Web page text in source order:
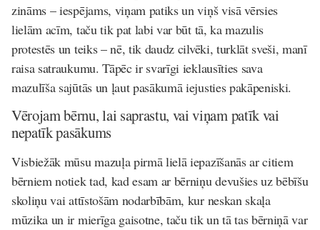
zināms – iespējams, viņam patiks un viņš visā vērsies
lielām acīm, taču tik pat labi var būt tā, ka mazulis
protestēs un teiks – nē, tik daudz cilvēki, turklāt sveši, manī
raisa satraukumu. Tāpēc ir svarīgi ieklausīties sava
mazulīša sajūtās un ļaut pasākumā iejusties pakāpeniski.
Vērojam bērnu, lai saprastu, vai viņam patīk vai
nepatīk pasākums
Visbiežāk mūsu mazuļa pirmā lielā iepazīšanās ar citiem
bērniem notiek tad, kad esam ar bērniņu devušies uz bēbīšu
skoliņu vai attīstošām nodarbībām, kur neskan skaļa
mūzika un ir mierīga gaisotne, taču tik un tā tas bērniņā var